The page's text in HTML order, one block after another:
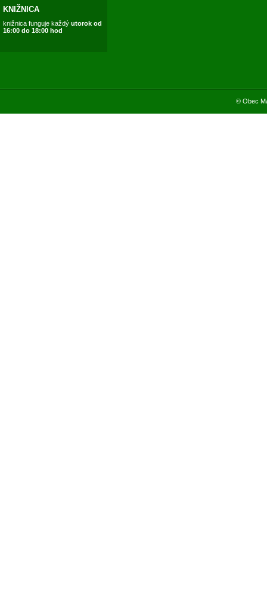
KNIŽNICA
knižnica funguje každý utorok od
16:00 do 18:00 hod
© Obec